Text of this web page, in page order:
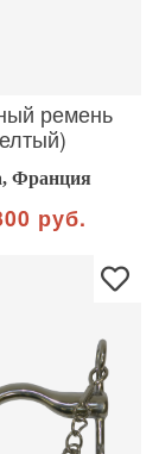
ремень
Франция
руб.